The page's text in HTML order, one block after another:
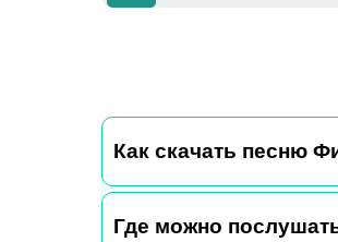
Как скачать песню
Где можно